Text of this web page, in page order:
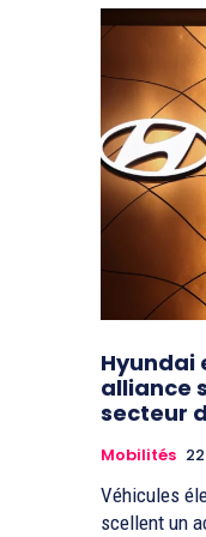
Hyundai
alliance
secteur
Mobilités
Véhicules
scellent un